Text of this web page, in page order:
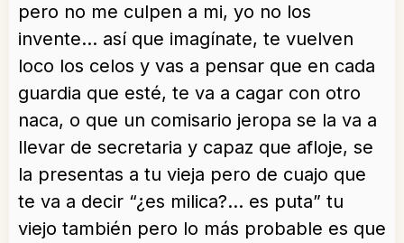
pero no me culpen a mi, yo no los
invente… así que imagínate, te vuelven
loco los celos y vas a pensar que en cada
guardia que esté, te va a cagar con otro
naca, o que un comisario jeropa se la va a
llevar de secretaria y capaz que afloje, se
la presentas a tu vieja pero de cuajo que
te va a decir “¿es milica?… es puta” tu
viejo también pero lo más probable es que